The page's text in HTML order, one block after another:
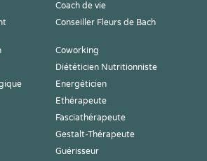
Coach de vie
Conseiller Fleurs de Bach
Coworking
Diététicien Nutritionniste
Energéticien
Ethérapeute
Fasciathérapeute
Gestalt-Thérapeute
Guérisseur